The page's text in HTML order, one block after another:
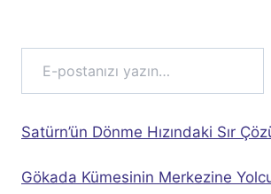
E-postanızı yazın…
Satürn’ün Dönme Hızındaki Sır
Gökada Kümesinin Merkezine